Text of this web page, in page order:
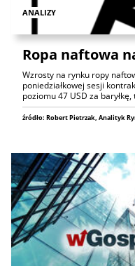
ANALIZY
Ropa naftowa
Wzrosty na rynku ropy
poniedziałkowej sesji
poziomu 47 USD za
źródło: Robert Pietrzak, Analityk